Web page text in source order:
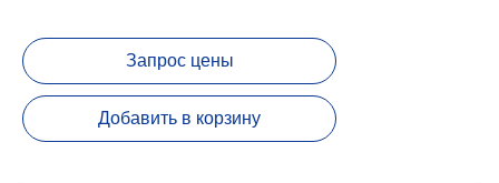
Запрос цены
Добавить в корзину